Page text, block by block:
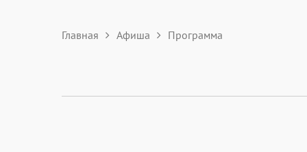
Главная Афиша Программа